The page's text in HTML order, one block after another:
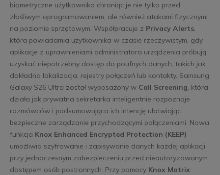
biometryczne użytkownika chroniąc je nie tylko przed
złośliwym oprogramowaniem, ale również atakami fizycznymi
na poziomie sprzętowym. Współpracuje z Privacy Alerts,
która powiadamia użytkownika w czasie rzeczywistym, gdy
aplikacje z uprawnieniami administratora urządzenia próbują
uzyskać niepotrzebny dostęp do poufnych danych, takich jak
dokładna lokalizacja, rejestry połączeń lub kontakty. Samsung
Galaxy S26 Ultra został wyposażony w Call Screening, która
działa jak prywatna sekretarka inteligentnie rozpoznaje
rozmówców i podsumowująca ich intencję ułatwiając
bezpieczne zarządzanie przychodzącymi połączeniami. Nowa
funkcja Knox Enhanced Encrypted Protection (KEEP)
umożliwia szyfrowanie i zapisywanie danych każdej aplikacji
przy jednoczesnym zabezpieczeniu przed nieautoryzowanym
dostępem osób postronnych. Przy pomocy Knox Matrix